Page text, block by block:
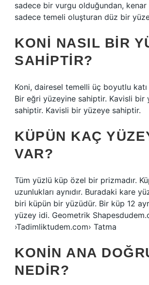
sadece bir vurgu olduğundan, kenar
sadece temeli oluşturan düz bir
KONI NASIL BIR
SAHIPTIR?
Koni, dairesel temelli üç boyutlu
Bir eğri yüzeyine sahiptir. Kavisli bir
sahiptir. Kavisli bir yüzeye sahiptir.
KÜPÜN KAÇ
VAR?
Tüm yüzlü küp özel bir prizmadır.
uzunlukları aynıdır. Buradaki kare
biri küpün bir yüzüdür. Bir küp 12
yüzey idi. Geometrik
›Tadimliktudem.com› Tatma
KONIN ANA
NEDIR?